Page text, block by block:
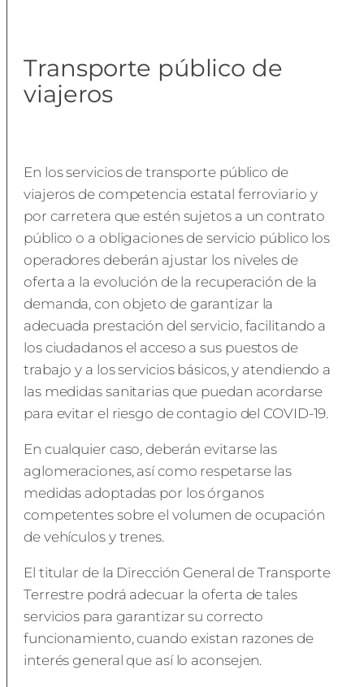
Transporte público de
viajeros
En los servicios de transporte público de
viajeros de competencia estatal ferroviario y
por carretera que estén sujetos a un contrato
público o a obligaciones de servicio público los
operadores deberán ajustar los niveles de
oferta a la evolución de la recuperación de la
demanda, con objeto de garantizar la
adecuada prestación del servicio, facilitando a
los ciudadanos el acceso a sus puestos de
trabajo y a los servicios básicos, y atendiendo a
las medidas sanitarias que puedan acordarse
para evitar el riesgo de contagio del COVID-19.
En cualquier caso, deberán evitarse las
aglomeraciones, así como respetarse las
medidas adoptadas por los órganos
competentes sobre el volumen de ocupación
de vehículos y trenes.
El titular de la Dirección General de Transporte
Terrestre podrá adecuar la oferta de tales
servicios para garantizar su correcto
funcionamiento, cuando existan razones de
interés general que así lo aconsejen.